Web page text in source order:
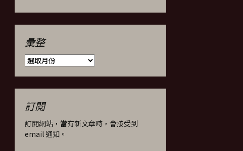
彙整
彙
整
訂閱
訂閱網站，當有新文章時，會接受到
email 通知。